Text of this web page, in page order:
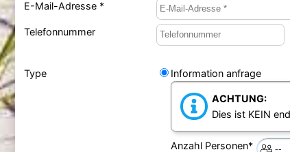
E-Mail-Adresse *
Telefonnummer
Type Information anfrage
ACHTUNG:
Dies ist KEIN
Anzahl Personen*